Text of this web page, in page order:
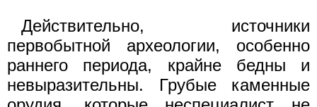
Действительно, источники
первобытной археологии, особенно
раннего периода, крайне бедны и
невыразительны. Грубые каменные